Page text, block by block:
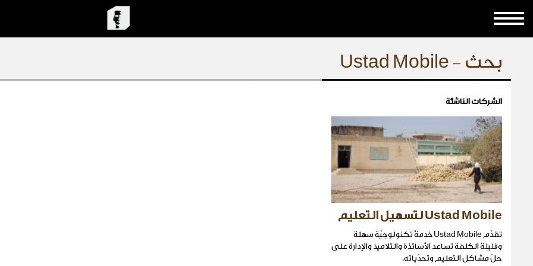
بحث - Ustad Mobile
الشركات الناشئة
Ustad Mobile لتسهيل التعليم
تقدّم Ustad Mobile خدمةً تكنولوجيّة سهلة
وقليلة الكلفة تساعد الأساتذة والتلاميذ والإدارة على
حلّ مشاكل التعليم وتحدّياته.